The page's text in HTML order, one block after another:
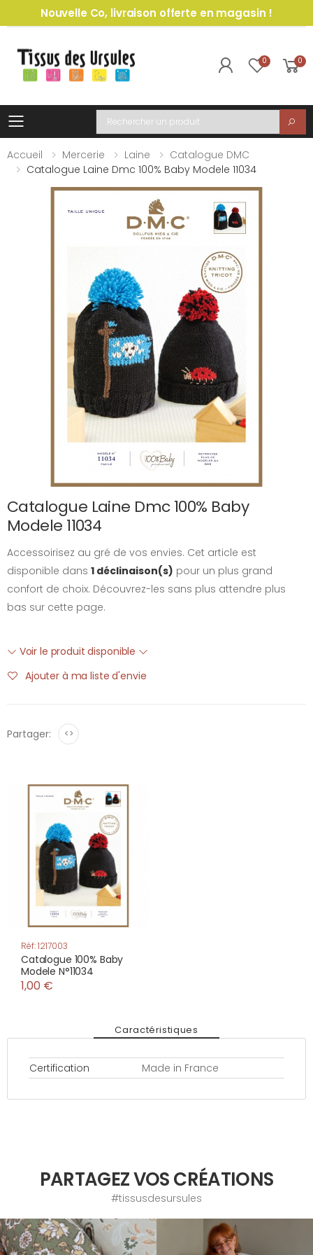
Nouvelle Co, livraison offerte en magasin !
0 0
Toggle mobile menu
Recherche
Accueil
Mercerie Laine
Catalogue DMC
Catalogue Laine Dmc 100% Baby Modele 11034
Catalogue Laine Dmc 100% Baby
Modele 11034
Accessoirisez au gré de vos envies. Cet article est
disponible dans 1 déclinaison(s) pour un plus grand
confort de choix. Découvrez-les sans plus attendre plus
bas sur cette page.
Voir le produit disponible
Ajouter à ma liste d'envie
Partager: <>
Réf: 1217003
Catalogue 100% Baby
Modele N°11034
1,00 €
Caractéristiques
Certification Made in France
PARTAGEZ VOS CRÉATIONS
#tissusdesursules